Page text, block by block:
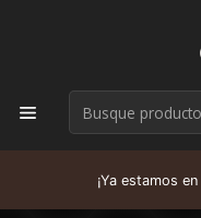
¡Ya estamos en